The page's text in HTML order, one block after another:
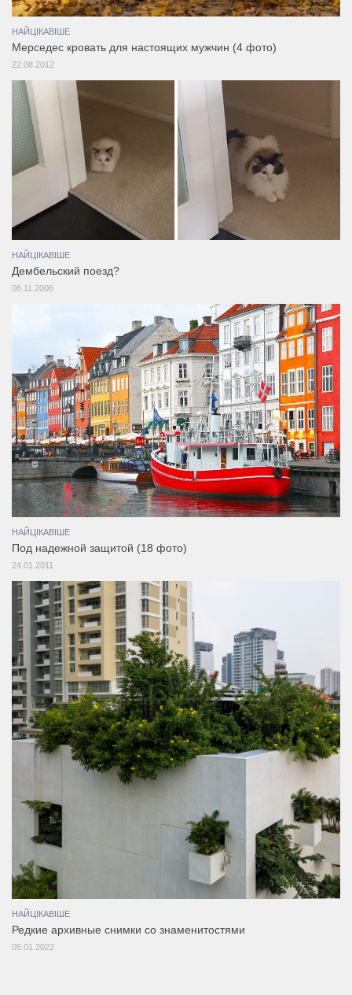
НАЙЦІКАВІШЕ
Мерседес кровать для настоящих мужчин (4 фото)
22.08.2012
НАЙЦІКАВІШЕ
Дембельский поезд?
06.11.2006
НАЙЦІКАВІШЕ
Под надежной защитой (18 фото)
24.01.2011
НАЙЦІКАВІШЕ
Редкие архивные снимки со знаменитостями
05.01.2022